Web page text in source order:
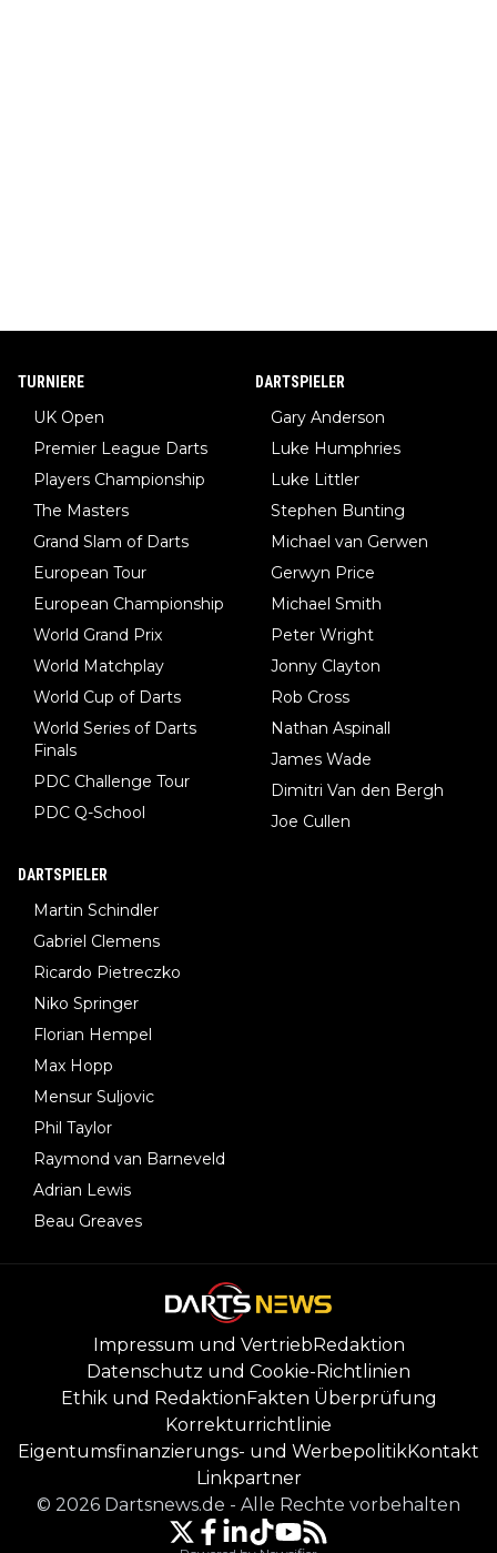
TURNIERE
UK Open
Premier League Darts
Players Championship
The Masters
Grand Slam of Darts
European Tour
European Championship
World Grand Prix
World Matchplay
World Cup of Darts
World Series of Darts
Finals
PDC Challenge Tour
PDC Q-School
DARTSPIELER
Gary Anderson
Luke Humphries
Luke Littler
Stephen Bunting
Michael van Gerwen
Gerwyn Price
Michael Smith
Peter Wright
Jonny Clayton
Rob Cross
Nathan Aspinall
James Wade
Dimitri Van den Bergh
Joe Cullen
DARTSPIELER
Martin Schindler
Gabriel Clemens
Ricardo Pietreczko
Niko Springer
Florian Hempel
Max Hopp
Mensur Suljovic
Phil Taylor
Raymond van Barneveld
Adrian Lewis
Beau Greaves
Impressum und Vertrieb Redaktion
Datenschutz und Cookie-Richtlinien
Ethik und Redaktion Fakten Überprüfung
Korrekturrichtlinie
Eigentumsfinanzierungs- und WerbepolitikKontakt
Linkpartner
© 2026 Dartsnews.de - Alle Rechte vorbehalten